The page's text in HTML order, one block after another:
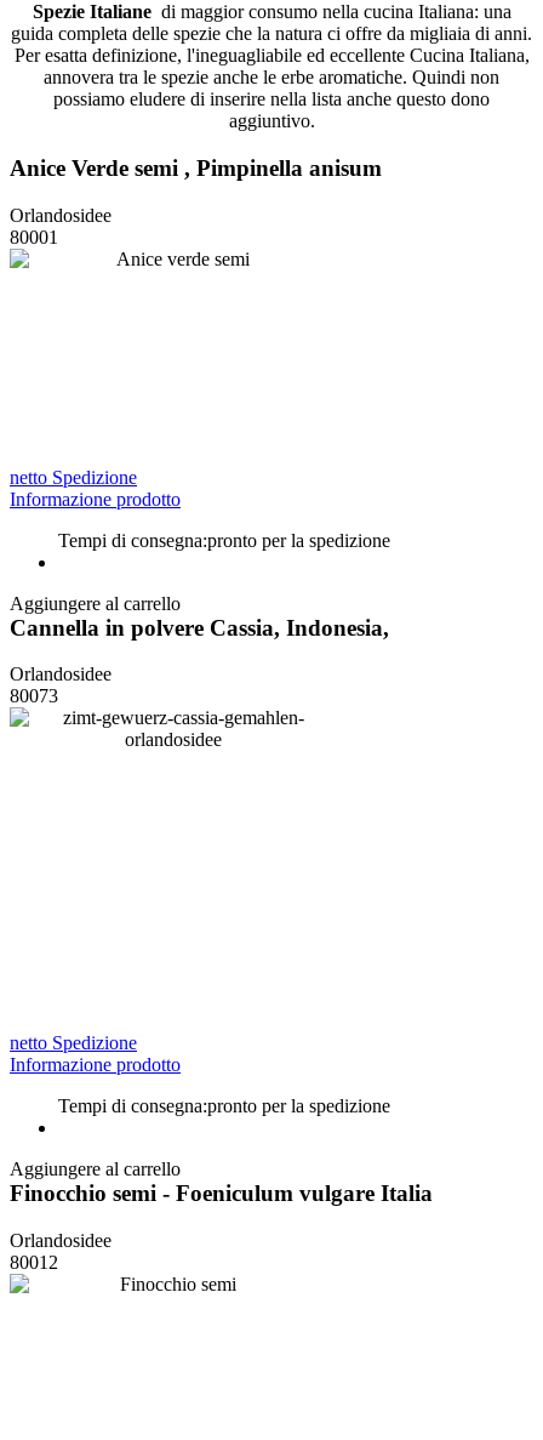
Spezie Italianedi maggior consumo nella cucina Italiana: una
guida completa delle spezie che la natura ci offre da migliaia di anni.
Per esatta definizione, l'ineguagliabile ed eccellente Cucina Italiana,
annovera tra le spezie anche le erbe aromatiche. Quindi non
possiamo eludere di inserire nella lista anche questo dono
aggiuntivo.
Anice Verde semi , Pimpinella anisum
Orlandosidee
80001
netto Spedizione
Informazione prodotto
Tempi di consegna:pronto per la spedizione
Aggiungere al carrello
Cannella in polvere Cassia, Indonesia,
Orlandosidee
80073
netto Spedizione
Informazione prodotto
Tempi di consegna:pronto per la spedizione
Aggiungere al carrello
Finocchio semi - Foeniculum vulgare Italia
Orlandosidee
80012